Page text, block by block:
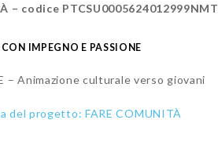
– codice
IMPEGNO E PASSIONE
– Animazione culturale verso giovani
del progetto: FARE COMUNITÀ